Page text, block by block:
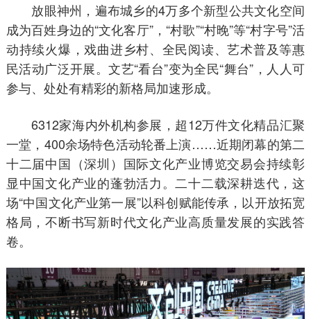
放眼神州，遍布城乡的4万多个新型公共文化空间
成为百姓身边的“文化客厅”，“村歌”“村晚”等“村字号”活
动持续火爆，戏曲进乡村、全民阅读、艺术普及等惠
民活动广泛开展。文艺“看台”变为全民“舞台”，人人可
参与、处处有精彩的新格局加速形成。
6312家海内外机构参展，超12万件文化精品汇聚
一堂，400余场特色活动轮番上演……近期闭幕的第二
十二届中国（深圳）国际文化产业博览交易会持续彰
显中国文化产业的蓬勃活力。二十二载深耕迭代，这
场“中国文化产业第一展”以科创赋能传承，以开放拓宽
格局，不断书写新时代文化产业高质量发展的实践答
卷。